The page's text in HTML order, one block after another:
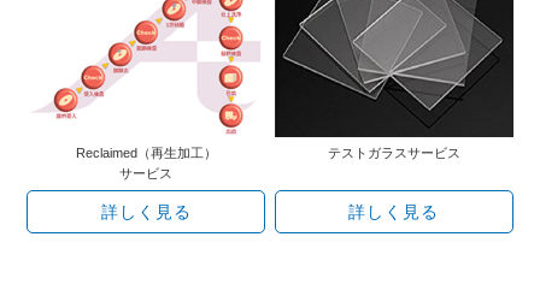
Reclaimed（再生加工）
サービス
詳しく見る
テストガラスサービス
詳しく見る